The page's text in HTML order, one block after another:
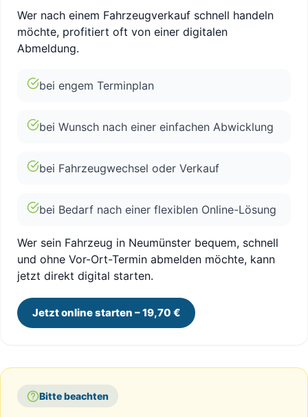
Wer nach einem Fahrzeugverkauf schnell handeln
möchte, profitiert oft von einer digitalen
Abmeldung.
bei engem Terminplan
bei Wunsch nach einer einfachen Abwicklung
bei Fahrzeugwechsel oder Verkauf
bei Bedarf nach einer flexiblen Online-Lösung
Wer sein Fahrzeug in Neumünster bequem, schnell
und ohne Vor-Ort-Termin abmelden möchte, kann
jetzt direkt digital starten.
Jetzt online starten – 19,70 €
Bitte beachten